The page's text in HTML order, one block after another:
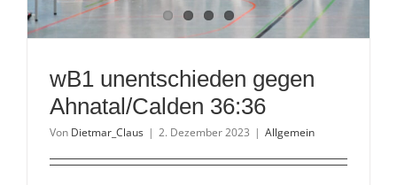
wB1 unentschieden gegen
Ahnatal/Calden 36:36
Von Dietmar_Claus | 2. Dezember 2023 | Allgemein